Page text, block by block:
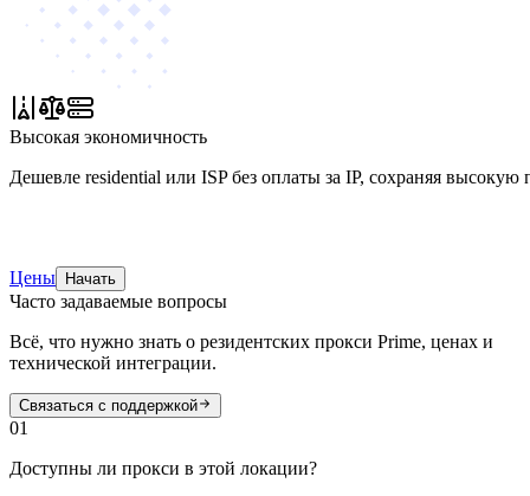
Высокая экономичность
Дешевле residential или ISP без оплаты за IP, сохраняя высокую
Цены Начать
Часто задаваемые вопросы
Всё, что нужно знать о резидентских прокси Prime, ценах и
технической интеграции.
Связаться с поддержкой
01
Доступны ли прокси в этой локации?